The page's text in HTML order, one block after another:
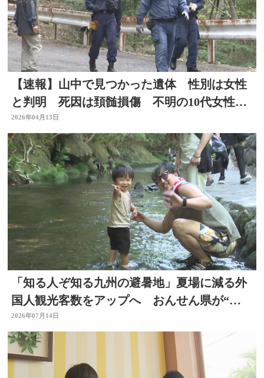
【速報】山中で見つかった遺体 性別は女性
と判明 死因は頚髄損傷 不明の10代女性と
の関係は
2026年04月13日
「知る人ぞ知る九州の避暑地」夏場に減る外
国人観光客数をアップへ おんせん県が“涼
しい大分”に
2026年07月14日